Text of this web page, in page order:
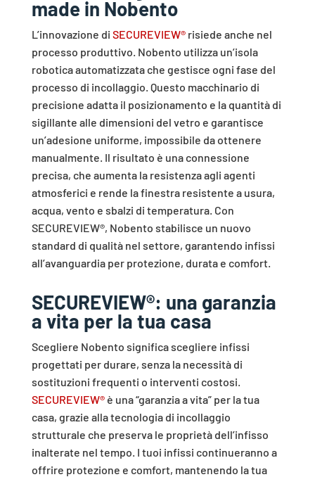
made in Nobento
L’innovazione di SECUREVIEW®risiede anche nel
processo produttivo. Nobento utilizza un’isola
robotica automatizzata che gestisce ogni fase del
processo di incollaggio. Questo macchinario di
precisione adatta il posizionamento e la quantità di
sigillante alle dimensioni del vetro e garantisce
un’adesione uniforme, impossibile da ottenere
manualmente. Il risultato è una connessione
precisa, che aumenta la resistenza agli agenti
atmosferici e rende la finestra resistente a usura,
acqua, vento e sbalzi di temperatura. Con
SECUREVIEW®, Nobento stabilisce un nuovo
standard di qualità nel settore, garantendo infissi
all’avanguardia per protezione, durata e comfort.
SECUREVIEW®: una garanzia
a vita per la tua casa
Scegliere Nobento significa scegliere infissi
progettati per durare, senza la necessità di
sostituzioni frequenti o interventi costosi.
SECUREVIEW®è una “garanzia a vita” per la tua
casa, grazie alla tecnologia di incollaggio
strutturale che preserva le proprietà dell’infisso
inalterate nel tempo. I tuoi infissi continueranno a
offrire protezione e comfort, mantenendo la tua